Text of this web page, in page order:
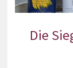
Die